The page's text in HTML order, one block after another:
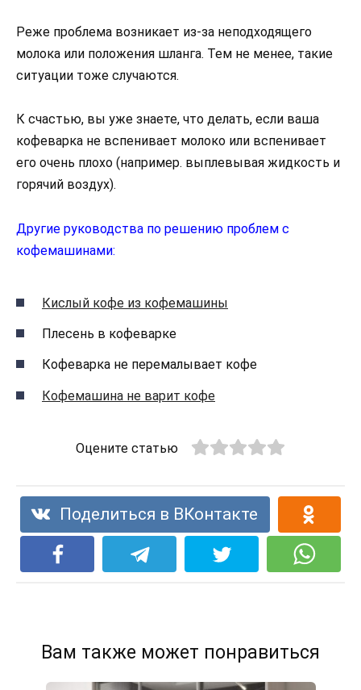
Реже проблема возникает из-за неподходящего
молока или положения шланга. Тем не менее, такие
ситуации тоже случаются.
К счастью, вы уже знаете, что делать, если ваша
кофеварка не вспенивает молоко или вспенивает
его очень плохо (например. выплевывая жидкость и
горячий воздух).
Другие руководства по решению проблем с
кофемашинами:
Кислый кофе из кофемашины
Плесень в кофеварке
Кофеварка не перемалывает кофе
Кофемашина не варит кофе
Оцените статью
Поделиться в ВКонтакте
Вам также может понравиться